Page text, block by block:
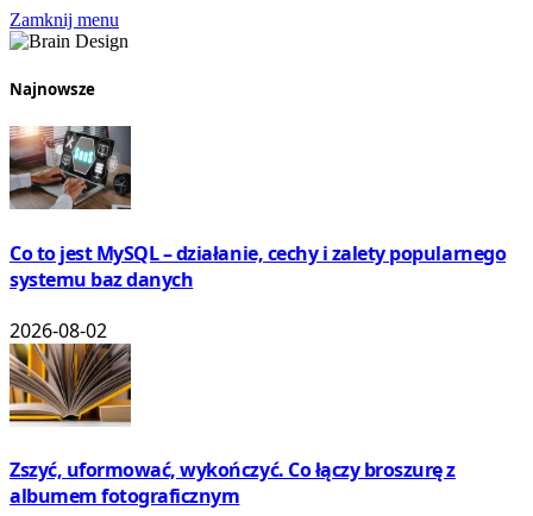
Zamknij menu
Najnowsze
Co to jest MySQL – działanie, cechy i zalety popularnego
systemu baz danych
2026-08-02
Zszyć, uformować, wykończyć. Co łączy broszurę z
albumem fotograficznym